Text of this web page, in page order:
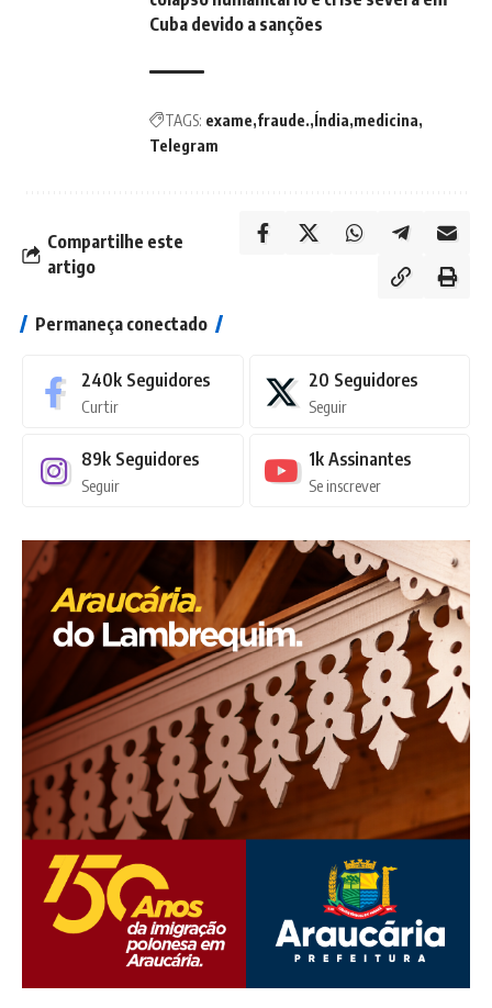
Cuba devido a sanções
TAGS: exame fraude. Índia medicina
Telegram
Compartilhe este
artigo
Permaneça conectado
240k Seguidores
Curtir
20 Seguidores
Seguir
89k Seguidores
Seguir
1k Assinantes
Se inscrever